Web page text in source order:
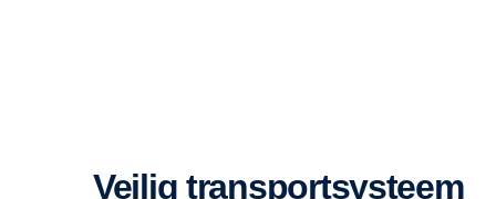
Veilig transportsysteem